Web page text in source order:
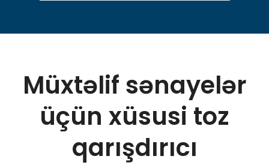
Müxtəlif sənayelər
üçün xüsusi toz
qarışdırıcı